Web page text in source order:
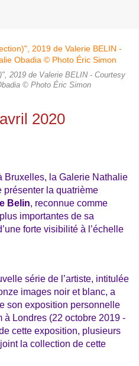
2019 de Valerie BELIN - Courtesy
© Photo Éric Simon
2020
Bruxelles, la Galerie Nathalie
présenter la quatrième
Belin, reconnue comme
importantes de sa
forte visibilité à l’échelle
série de l’artiste, intitulée
images noir et blanc, a
son exposition personnelle
à Londres (22 octobre 2019 -
cette exposition, plusieurs
la collection de cette